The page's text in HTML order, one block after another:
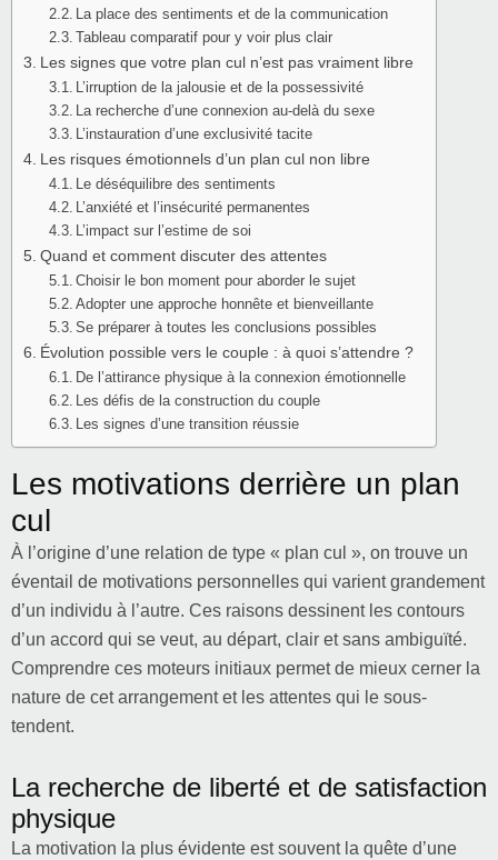
La place des sentiments et de la communication
Tableau comparatif pour y voir plus clair
Les signes que votre plan cul n’est pas vraiment libre
L’irruption de la jalousie et de la possessivité
La recherche d’une connexion au-delà du sexe
L’instauration d’une exclusivité tacite
Les risques émotionnels d’un plan cul non libre
Le déséquilibre des sentiments
L’anxiété et l’insécurité permanentes
L’impact sur l’estime de soi
Quand et comment discuter des attentes
Choisir le bon moment pour aborder le sujet
Adopter une approche honnête et bienveillante
Se préparer à toutes les conclusions possibles
Évolution possible vers le couple : à quoi s’attendre ?
De l’attirance physique à la connexion émotionnelle
Les défis de la construction du couple
Les signes d’une transition réussie
Les motivations derrière un plan
cul
À l’origine d’une relation de type « plan cul », on trouve un
éventail de motivations personnelles qui varient grandement
d’un individu à l’autre. Ces raisons dessinent les contours
d’un accord qui se veut, au départ, clair et sans ambiguïté.
Comprendre ces moteurs initiaux permet de mieux cerner la
nature de cet arrangement et les attentes qui le sous-
tendent.
La recherche de liberté et de satisfaction
physique
La motivation la plus évidente est souvent la quête d’une